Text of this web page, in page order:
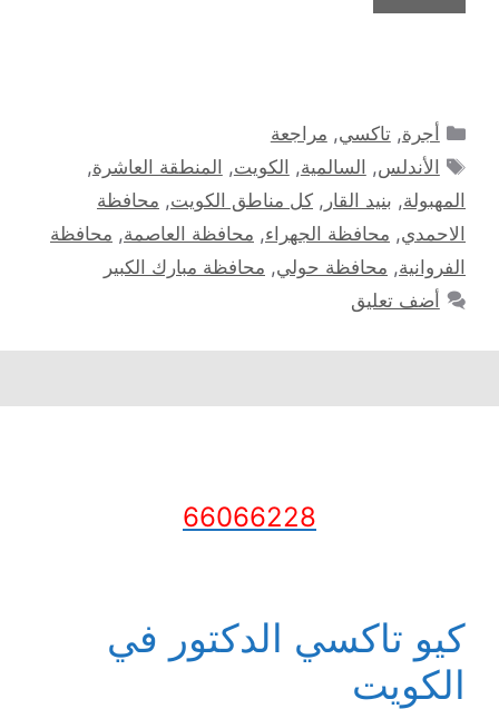
التصنيفات
أجرة,تاكسي, مراجعة
الوسوم
الأندلس, السالمية, الكويت, المنطقة العاشرة,
المهبولة, بنيد القار , كل مناطق الكويت, محافظة
الاحمدي, محافظة الجهراء, محافظة العاصمة, محافظة
الفروانية, محافظة حولي, محافظة مبارك الكبير
أضف تعليق
66066228
كيو تاكسي الدكتور في
الكويت